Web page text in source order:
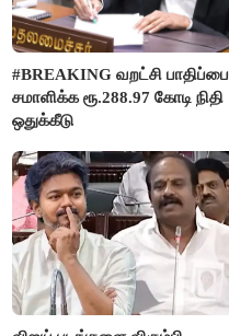
#BREAKING வறட்சி பாதிப்பை
சமாளிக்க ரூ.288.97 கோடி நிதி
ஒதுக்கீடு